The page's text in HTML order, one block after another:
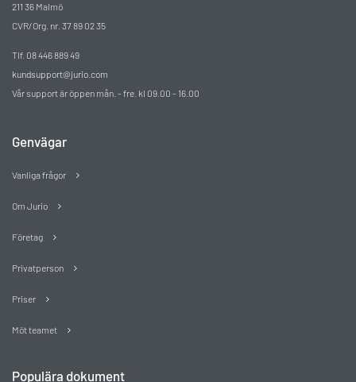
211 36 Malmö
CVR/Org. nr. 37 89 02 35
Tlf. 08 446 889 49
kundsupport@jurio.com
Vår support är öppen mån. - fre. kl 09.00 - 16.00
Genvägar
Vanliga frågor
Om Jurio
Företag
Privatperson
Priser
Möt teamet
Populära dokument